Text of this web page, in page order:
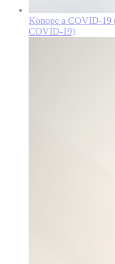
Konope a COVID-19
COVID-19)